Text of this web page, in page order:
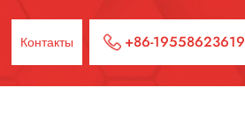
Контакты +86-19558623619